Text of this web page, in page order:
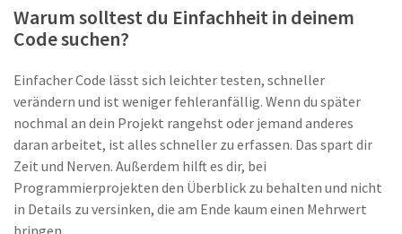
Warum solltest du Einfachheit in deinem
Code suchen?
Einfacher Code lässt sich leichter testen, schneller
verändern und ist weniger fehleranfällig. Wenn du später
nochmal an dein Projekt rangehst oder jemand anderes
daran arbeitet, ist alles schneller zu erfassen. Das spart dir
Zeit und Nerven. Außerdem hilft es dir, bei
Programmierprojekten den Überblick zu behalten und nicht
in Details zu versinken, die am Ende kaum einen Mehrwert
bringen.